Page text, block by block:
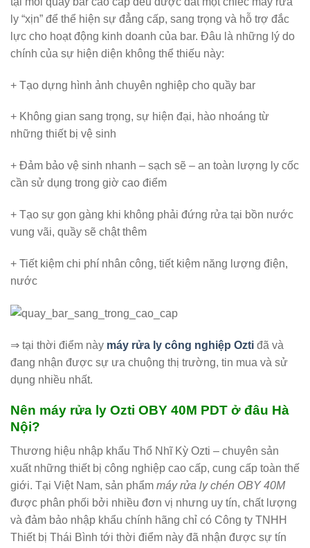
ly “xịn” để thể hiện sự đẳng cấp, sang trọng và hỗ trợ đắc
lực cho hoạt động kinh doanh của bar. Đâu là những lý do
chính của sự hiện diện không thể thiếu này:
+ Tạo dựng hình ảnh chuyên nghiệp cho quầy bar
+ Không gian sang trọng, sự hiện đại, hào nhoáng từ
những thiết bị vệ sinh
+ Đảm bảo vệ sinh nhanh – sạch sẽ – an toàn lượng ly cốc
cần sử dụng trong giờ cao điểm
+ Tạo sự gọn gàng khi không phải đứng rửa tại bồn nước
vung vãi, quầy sẽ chật thêm
+ Tiết kiệm chi phí nhân công, tiết kiệm năng lượng điện,
nước
⇒ tại thời điểm này máy rửa ly công nghiệp Ozti đã và
đang nhận được sự ưa chuộng thị trường, tin mua và sử
dụng nhiều nhất.
Nên máy rửa ly Ozti OBY 40M PDT ở đâu Hà
Nội?
Thương hiệu nhập khẩu Thổ Nhĩ Kỳ Ozti – chuyên sản
xuất những thiết bị công nghiệp cao cấp, cung cấp toàn thế
giới. Tại Việt Nam, sản phẩm máy rửa ly chén OBY 40M
được phân phối bởi nhiều đơn vị nhưng uy tín, chất lượng
và đảm bảo nhập khẩu chính hãng chỉ có Công ty TNHH
Thiết bị Thái Bình tới thời điểm này đã nhận được sự tín